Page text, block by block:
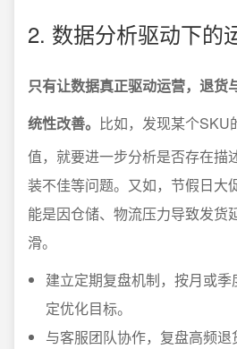
2. 数据分析驱动下的
只有让数据真正驱动运营，退货
统性改善。 比如，发现某个SKU
值，就要进一步分析是否存在描
装不佳等问题。又如，节假日大
能是因仓储、物流压力导致发货
滑。
建立定期复盘机制，按月或
定优化目标。
与客服团队协作，复盘高频